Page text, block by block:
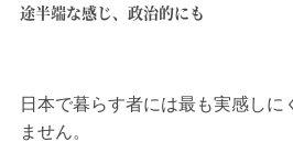
途半端な感じ、政治的にも
日本で暮らす者には最も実感しに
ません。